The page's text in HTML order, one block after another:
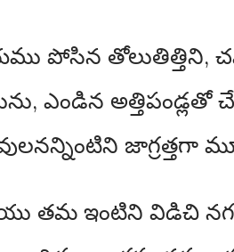
పోసిన తోలుతిత్తిని,
ఎండిన అత్తిపండ్లతో
జాగ్రత్తగా
తమ ఇంటిని విడిచి